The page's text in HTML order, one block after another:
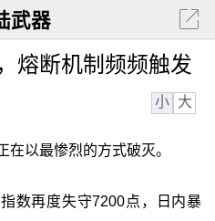
武器
熔断机制频频触发
小 大
以最惨烈的方式破灭。
数再度失守7200点，日内暴